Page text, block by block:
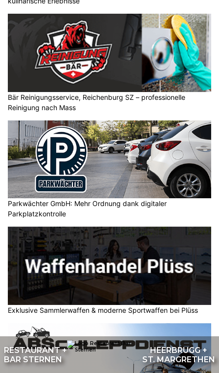
Bär Reinigungsservice, Reichenburg SZ – professionelle
Reinigung nach Mass
Parkwächter GmbH: Mehr Ordnung dank digitaler
Parkplatzkontrolle
Exklusive Sammlerwaffen & moderne Sportwaffen bei Plüss